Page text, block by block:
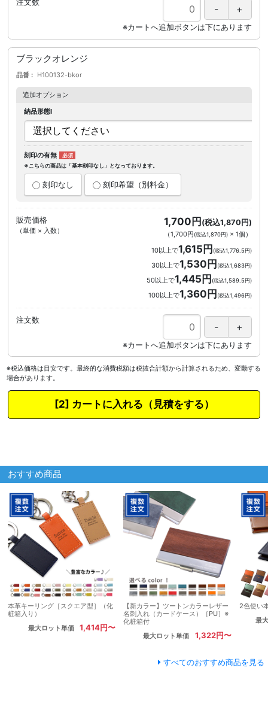
ブラックオレンジ
品番 H100132-bkor
追加オプション
納品形態I
刻印の有無
※こちらの商品は「基本刻印なし」となっております。
刻印なし 刻印希望（別料金）
販売価格
（単価 × 入数）
1,700円(税込1,870円)
（1,700円(税込1,870円)× 1個 ）
10以上で1,615円 (税込1,776.5円)
30以上で1,530円 (税込1,683円)
50以上で1,445円 (税込1,589.5円)
100以上で1,360円 (税込1,496円)
注文数
※税込価格は目安です。最終的な消費税額は税抜合計額から計算されるため、変動する
場合があります。
カートに入れる
おすすめ商品
本革キーリング［スクエア型］（化
粧箱入り）
最大ロット単価
1,414円〜
【新カラー】ツートンカラーレザー
名刺入れ（カードケース）［PU］※
化粧箱付
最大ロット単価
1,322円〜
2色使い
最
すべてのおすすめ商品を見る